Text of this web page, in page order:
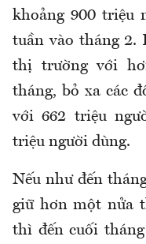
khoảng 900 triệu
tuần vào tháng 2.
thị trường với
tháng, bỏ xa các
với 662 triệu
triệu người dùng.
Nếu như đến
giữ hơn một nửa
thì đến cuối